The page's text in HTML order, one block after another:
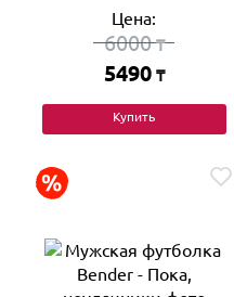
Цена:
6000₸
5490 ₸
Купить